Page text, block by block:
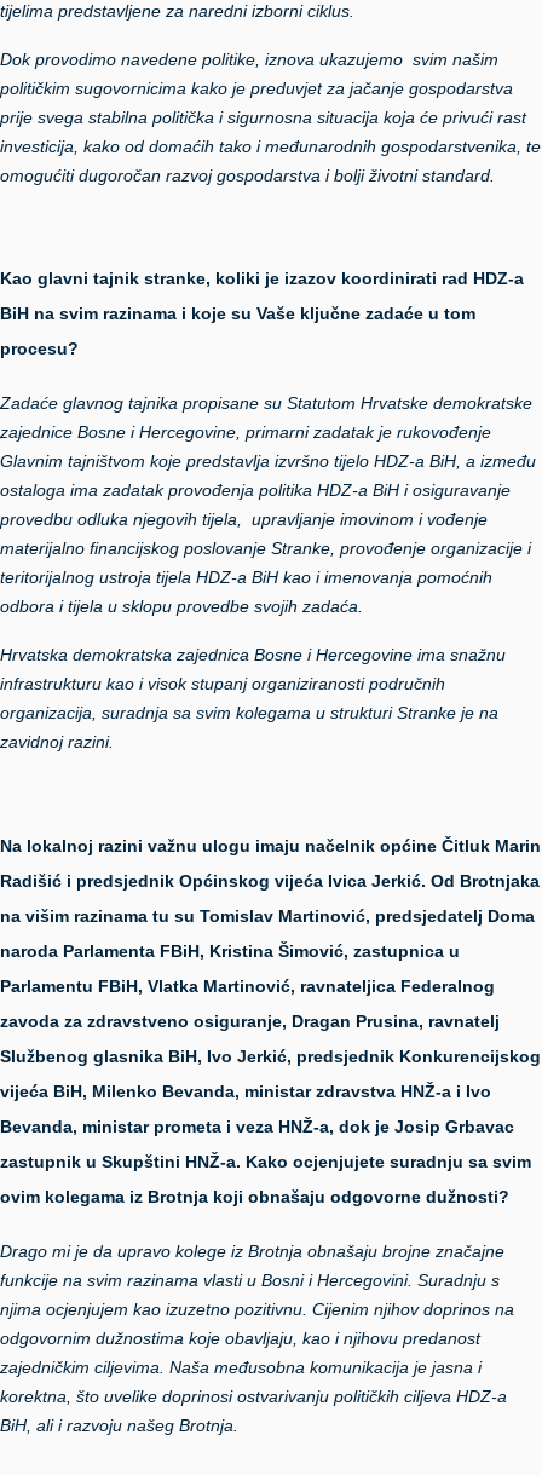
tijelima predstavljene za naredni izborni ciklus.
Dok provodimo navedene politike, iznova ukazujemo svim našim
političkim sugovornicima kako je preduvjet za jačanje gospodarstva
prije svega stabilna politička i sigurnosna situacija koja će privući rast
investicija, kako od domaćih tako i međunarodnih gospodarstvenika, te
omogućiti dugoročan razvoj gospodarstva i bolji životni standard.
Kao glavni tajnik stranke, koliki je izazov koordinirati rad HDZ-a
BiH na svim razinama i koje su Vaše ključne zadaće u tom
procesu?
Zadaće glavnog tajnika propisane su Statutom Hrvatske demokratske
zajednice Bosne i Hercegovine, primarni zadatak je rukovođenje
Glavnim tajništvom koje predstavlja izvršno tijelo HDZ-a BiH, a između
ostaloga ima zadatak provođenja politika HDZ-a BiH i osiguravanje
provedbu odluka njegovih tijela, upravljanje imovinom i vođenje
materijalno financijskog poslovanje Stranke, provođenje organizacije i
teritorijalnog ustroja tijela HDZ-a BiH kao i imenovanja pomoćnih
odbora i tijela u sklopu provedbe svojih zadaća.
Hrvatska demokratska zajednica Bosne i Hercegovine ima snažnu
infrastrukturu kao i visok stupanj organiziranosti područnih
organizacija, suradnja sa svim kolegama u strukturi Stranke je na
zavidnoj razini.
Na lokalnoj razini važnu ulogu imaju načelnik općine Čitluk Marin
Radišić i predsjednik Općinskog vijeća Ivica Jerkić. Od Brotnjaka
na višim razinama tu su Tomislav Martinović, predsjedatelj Doma
naroda Parlamenta FBiH, Kristina Šimović, zastupnica u
Parlamentu FBiH, Vlatka Martinović, ravnateljica Federalnog
zavoda za zdravstveno osiguranje, Dragan Prusina, ravnatelj
Službenog glasnika BiH, Ivo Jerkić, predsjednik Konkurencijskog
vijeća BiH, Milenko Bevanda, ministar zdravstva HNŽ-a i Ivo
Bevanda, ministar prometa i veza HNŽ-a, dok je Josip Grbavac
zastupnik u Skupštini HNŽ-a. Kako ocjenjujete suradnju sa svim
ovim kolegama iz Brotnja koji obnašaju odgovorne dužnosti?
Drago mi je da upravo kolege iz Brotnja obnašaju brojne značajne
funkcije na svim razinama vlasti u Bosni i Hercegovini. Suradnju s
njima ocjenjujem kao izuzetno pozitivnu. Cijenim njihov doprinos na
odgovornim dužnostima koje obavljaju, kao i njihovu predanost
zajedničkim ciljevima. Naša međusobna komunikacija je jasna i
korektna, što uvelike doprinosi ostvarivanju političkih ciljeva HDZ-a
BiH, ali i razvoju našeg Brotnja.